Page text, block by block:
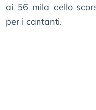
ai 56 mila dello
per i cantanti.